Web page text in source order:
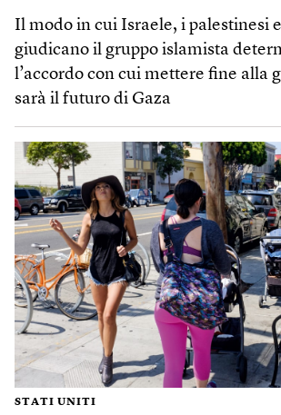
Il modo in cui Israele, i palestinesi
giudicano il gruppo islamista
l’accordo con cui mettere fine alla
sarà il futuro di Gaza
STATI UNITI